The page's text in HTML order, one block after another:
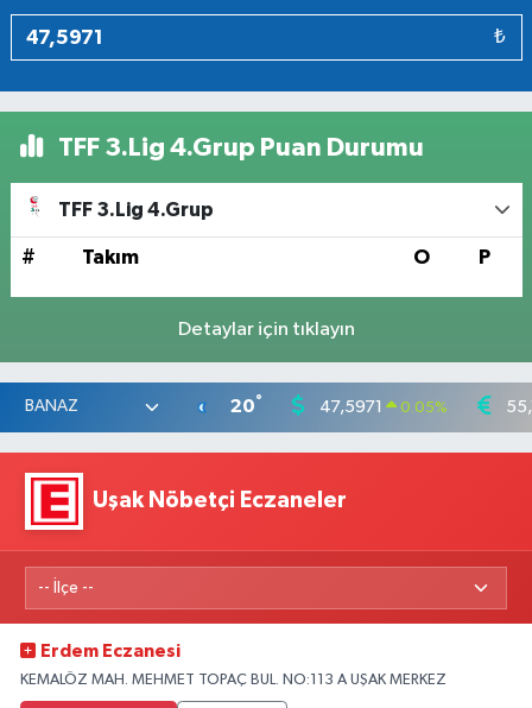
₺
TFF 3.Lig 4.Grup Puan Durumu
TFF 3.Lig 4.Grup
# Takım O P
Detaylar için tıklayın
20° 47,5971 0.05%
Uşak Nöbetçi Eczaneler
Erdem Eczanesi
KEMALÖZ MAH. MEHMET TOPAÇ BUL. NO:113 A UŞAK MERKEZ